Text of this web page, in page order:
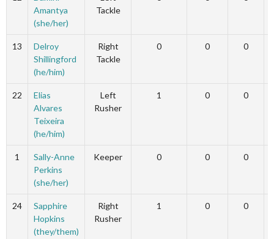
Amantya
(she/her)
Tackle
13
Delroy
Shillingford
(he/him)
Right
Tackle
0 0 0
22
Elias
Alvares
Teixeira
(he/him)
Left
Rusher
1 0 0
1
Sally-Anne
Perkins
(she/her)
Keeper 0 0 0
24
Sapphire
Hopkins
(they/them)
Right
Rusher
1 0 0